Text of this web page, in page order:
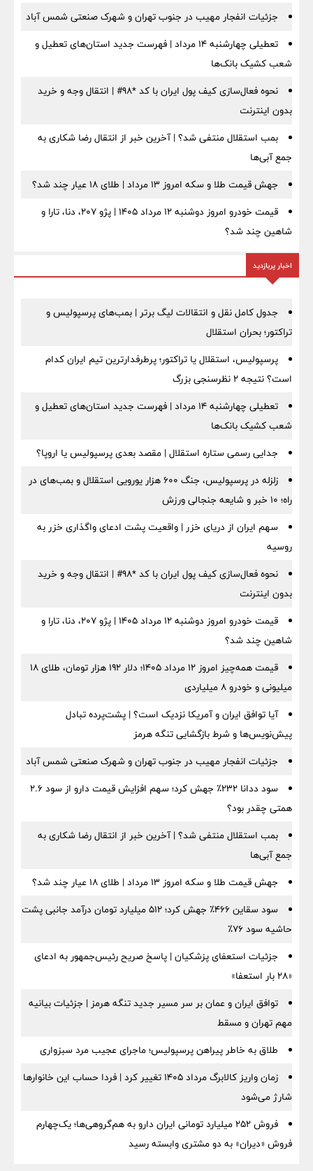
جزئیات انفجار مهیب در جنوب تهران و شهرک صنعتی شمس آباد
تعطیلی چهارشنبه ۱۴ مرداد | فهرست جدید استان‌های تعطیل و
شعب کشیک بانک‌ها
نحوه فعال‌سازی کیف پول ایران با کد *98# | انتقال وجه و خرید
بدون اینترنت
بمب استقلال منتفی شد؟ | آخرین خبر از انتقال رضا شکاری به
جمع آبی‌ها
جهش قیمت طلا و سکه امروز ۱۳ مرداد | طلای ۱۸ عیار چند شد؟
قیمت خودرو امروز دوشنبه ۱۲ مرداد ۱۴۰۵ | پژو ۲۰۷، دنا، تارا و
شاهین چند شد؟
اخبار پربازدید
جدول کامل نقل و انتقالات لیگ برتر | بمب‌های پرسپولیس و
تراکتور؛ بحران استقلال
پرسپولیس، استقلال یا تراکتور؛ پرطرفدارترین تیم ایران کدام
است؟ نتیجه ۲ نظرسنجی بزرگ
تعطیلی چهارشنبه ۱۴ مرداد | فهرست جدید استان‌های تعطیل و
شعب کشیک بانک‌ها
جدایی رسمی ستاره استقلال | مقصد بعدی پرسپولیس یا اروپا؟
زلزله در پرسپولیس، جنگ ۶۰۰ هزار یورویی استقلال و بمب‌های در
راه؛ ۱۰ خبر و شایعه جنجالی ورزش
سهم ایران از دریای خزر | واقعیت پشت ادعای واگذاری خزر به
روسیه
نحوه فعال‌سازی کیف پول ایران با کد *98# | انتقال وجه و خرید
بدون اینترنت
قیمت خودرو امروز دوشنبه ۱۲ مرداد ۱۴۰۵ | پژو ۲۰۷، دنا، تارا و
شاهین چند شد؟
قیمت همه‌چیز امروز ۱۲ مرداد ۱۴۰۵؛ دلار ۱۹۲ هزار تومان، طلای ۱۸
میلیونی و خودرو ۸ میلیاردی
آیا توافق ایران و آمریکا نزدیک است؟ | پشت‌پرده تبادل
پیش‌نویس‌ها و شرط بازگشایی تنگه هرمز
جزئیات انفجار مهیب در جنوب تهران و شهرک صنعتی شمس آباد
سود ددانا ۲۳۲٪ جهش کرد؛ سهم افزایش قیمت دارو از سود ۲.۶
همتی چقدر بود؟
بمب استقلال منتفی شد؟ | آخرین خبر از انتقال رضا شکاری به
جمع آبی‌ها
جهش قیمت طلا و سکه امروز ۱۳ مرداد | طلای ۱۸ عیار چند شد؟
سود سقاین ۴۶۶٪ جهش کرد؛ ۵۱۲ میلیارد تومان درآمد جانبی پشت
حاشیه سود ۷۶٪
جزئیات استعفای پزشکیان | پاسخ صریح رئیس‌جمهور به ادعای
«۲۸ بار استعفا»
توافق ایران و عمان بر سر مسیر جدید تنگه هرمز | جزئیات بیانیه
مهم تهران و مسقط
طلاق به خاطر پیراهن پرسپولیس؛ ماجرای عجیب مرد سبزواری
زمان واریز کالابرگ مرداد ۱۴۰۵ تغییر کرد | فردا حساب این خانوارها
شارژ می‌شود
فروش ۲۵۲ میلیارد تومانی ایران دارو به هم‌گروهی‌ها؛ یک‌چهارم
فروش «دیران» به دو مشتری وابسته رسید